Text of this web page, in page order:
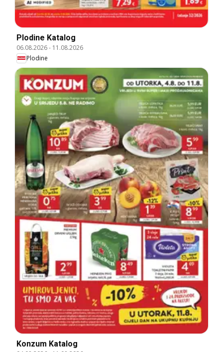
Plodine Katalog
06.08.2026- 11.08.2026
Plodine
Konzum Katalog